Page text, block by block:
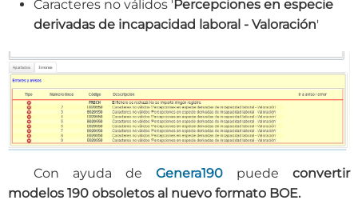
Caracteres no válidos 'Percepciones en especie
derivadas de incapacidad laboral - Valoración'
Con ayuda de Genera190 puede convertir
modelos 190 obsoletos al nuevo formato BOE.